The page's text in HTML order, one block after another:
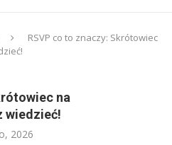
RSVP co to znaczy: Skrótowiec
na
wiedzieć!
2026